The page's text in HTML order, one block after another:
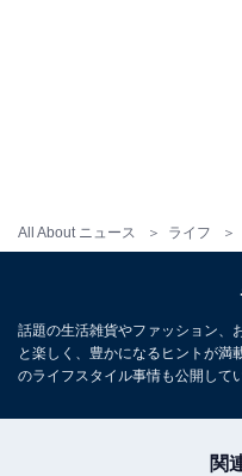
All About ニュース ライフ
話題の生活雑貨やファッション、
と楽しく、豊かになるヒントが満
のライフスタイル事情も公開して
関